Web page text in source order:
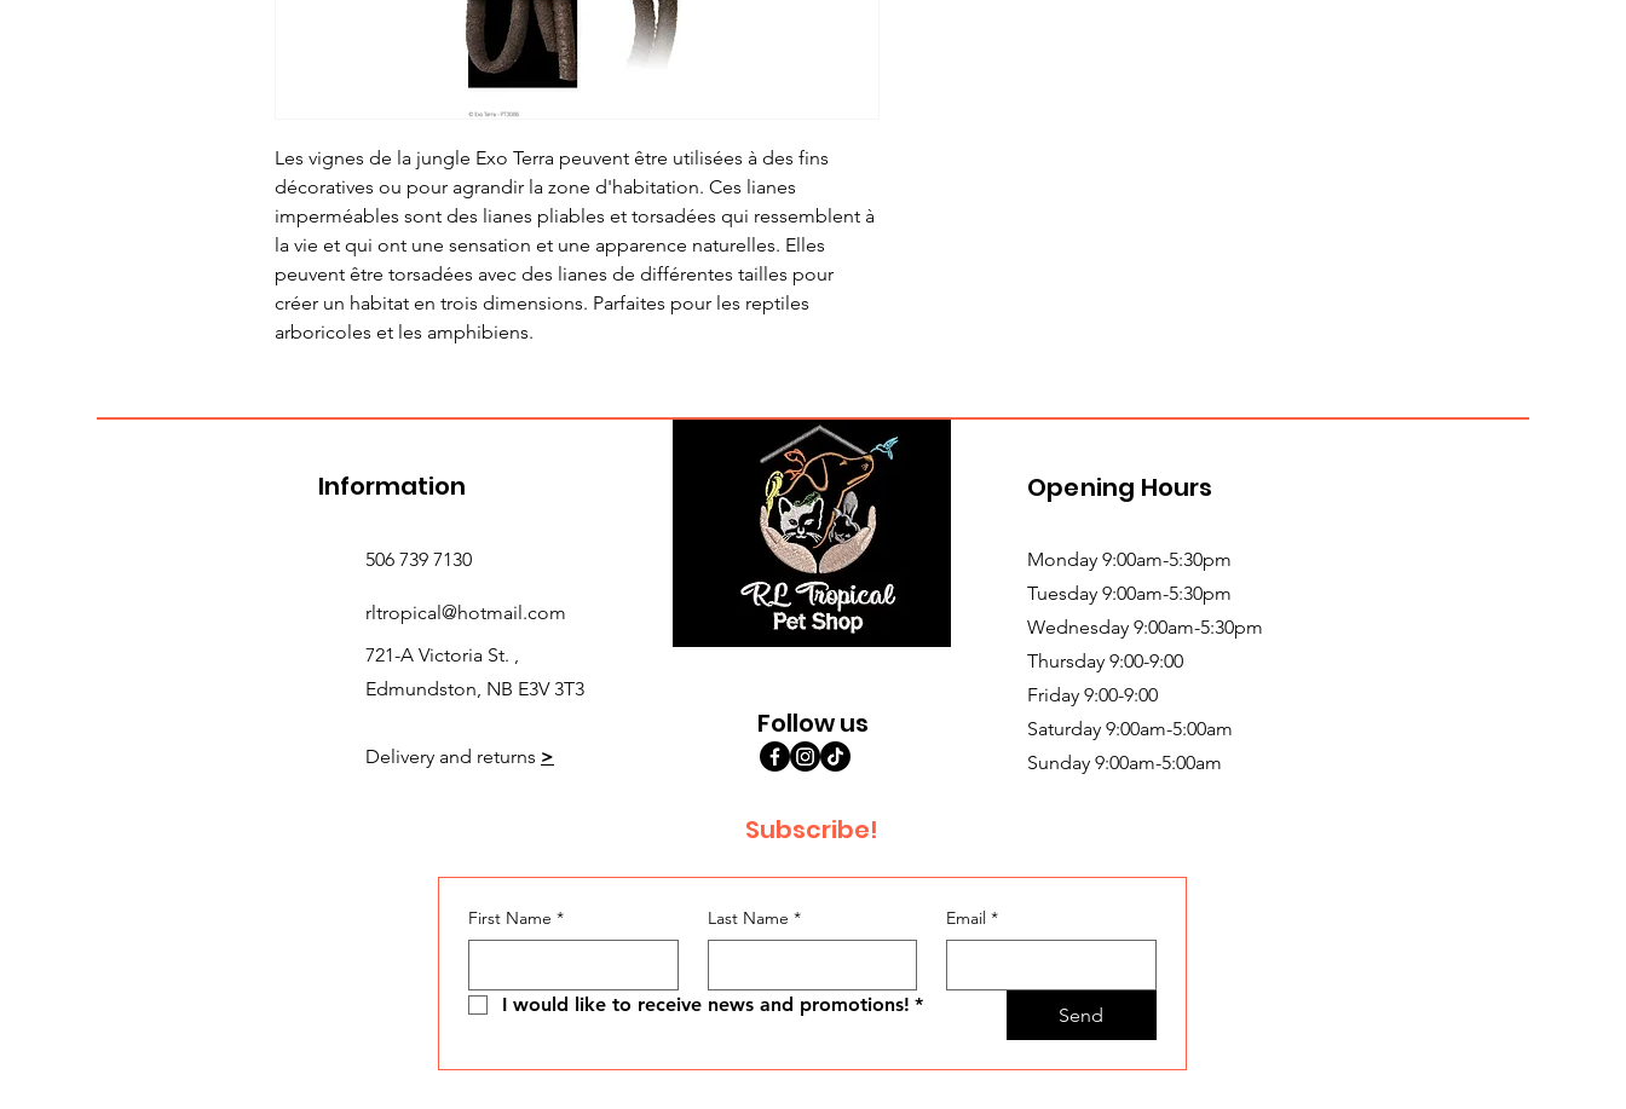
Les vignes de la jungle Exo Terra peuvent être utilisées à des fins
décoratives ou pour agrandir la zone d'habitation. Ces lianes
imperméables sont des lianes pliables et torsadées qui ressemblent à
la vie et qui ont une sensation et une apparence naturelles. Elles
peuvent être torsadées avec des lianes de différentes tailles pour
créer un habitat en trois dimensions. Parfaites pour les reptiles
arboricoles et les amphibiens.
Follow us
Information
Delivery and returns >
506 739 7130
rltropical@hotmail.com
721-A Victoria St. ,
Edmundston, NB E3V 3T3
Opening Hours
Monday 9:00am-5:30pm
Tuesday 9:00am-5:30pm
Wednesday 9:00am-5:30pm
Thursday 9:00-9:00
Friday 9:00-9:00
Saturday 9:00am-5:00am
Sunday 9:00am-5:00am
Subscribe!
First Name * Last Name * Email *
I would like to receive news and promotions! * Send